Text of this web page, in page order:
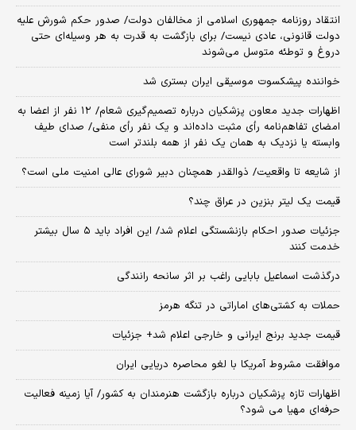
انتقاد روزنامه جمهوری اسلامی از مخالفان دولت/ صدور حکم شورش علیه
دولت قانونی، عادی نیست/ برای بازگشت به قدرت به هر وسیله‌ای حتی
دروغ و توطئه متوسل می‌شوند
خواننده پیشکسوت موسیقی ایران بستری شد
اظهارات جدید معاون پزشکیان درباره تصمیم‌گیری شعام/ ۱۲ نفر از اعضا به
امضای تفاهم‌نامه رأی مثبت داده‌اند و یک نفر رأی منفی/ صدای طیف
وابسته یا نزدیک به همان یک نفر از همه بلندتر است
از شایعه تا واقعیت/ ذوالقدر همچنان دبیر شورای ‌عالی امنیت ملی است؟
قیمت یک لیتر بنزین در عراق چند؟
جزئیات صدور احکام بازنشستگی اعلام شد/ این افراد باید ۵ سال بیشتر
خدمت کنند
درگذشت اسماعیل بابایی راغب بر اثر سانحه رانندگی
حملات به کشتی‌های اماراتی در تنگه هرمز
قیمت جدید برنج ایرانی و خارجی اعلام شد+ جزئیات
موافقت مشروط آمریکا با لغو محاصره دریایی ایران
اظهارات تازه پزشکیان درباره بازگشت هنرمندان به کشور/ آیا زمینه فعالیت
حرفه‌ای مهیا می شود؟